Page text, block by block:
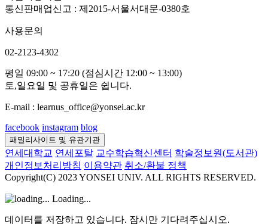
통신판매업신고 : 제2015-서울서대문-0380호
사용문의
02-2123-4302
평일 09:00 ~ 17:20 (점심시간 12:00 ~ 13:00)
토,일요일 및 공휴일은 쉽니다.
E-mail : learnus_office@yonsei.ac.kr
facebook instagram blog
패밀리사이트 및 유관기관
연세대학교 연세포탈 교수학습혁신센터 학술정보원(도서관)
개인정보처리방침 이용약관 취소/환불 정책
Copyright(C) 2023 YONSEI UNIV. ALL RIGHTS RESERVED.
Loading...
데이터를 저장하고 있습니다. 잠시만 기다려주십시오.